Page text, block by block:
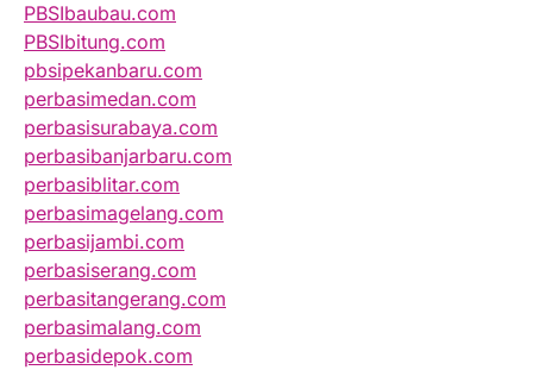
PBSIbaubau.com
PBSIbitung.com
pbsipekanbaru.com
perbasimedan.com
perbasisurabaya.com
perbasibanjarbaru.com
perbasiblitar.com
perbasimagelang.com
perbasijambi.com
perbasiserang.com
perbasitangerang.com
perbasimalang.com
perbasidepok.com